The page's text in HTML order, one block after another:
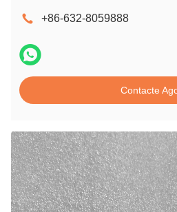
+86-632-8059888
Contacte